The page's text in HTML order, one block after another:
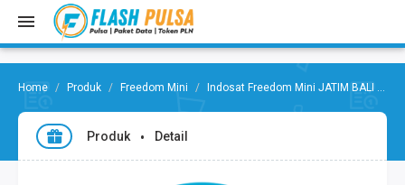
Produk Freedom Mini Indosat Freedom Mini JATIM BALI
Produk Detail